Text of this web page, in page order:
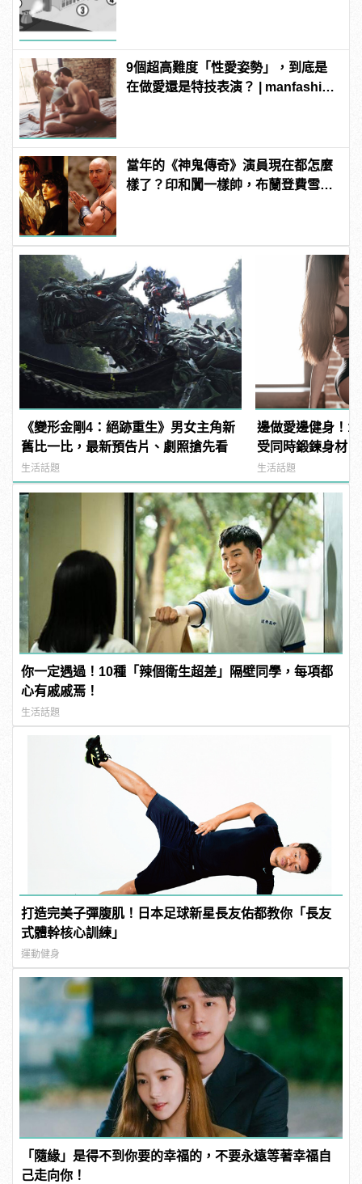
9個超高難度「性愛姿勢」，到底是
在做愛還是特技表演？ | manfashion
當年的《神鬼傳奇》演員現在都怎麼
樣了？印和闐一樣帥，布蘭登費雪大
《變形金剛4：絕跡重生》男女主角新
舊比一比，最新預告片、劇照搶先看
生活話題
邊做愛邊健身！
受同時鍛鍊身材
生活話題
你一定遇過！10種「辣個衛生超差」隔壁同學，每項都
心有戚戚焉！
生活話題
打造完美子彈腹肌！日本足球新星長友佑都教你「長友
式體幹核心訓練」
運動健身
「隨緣」是得不到你要的幸福的，不要永遠等著幸福自
己走向你！